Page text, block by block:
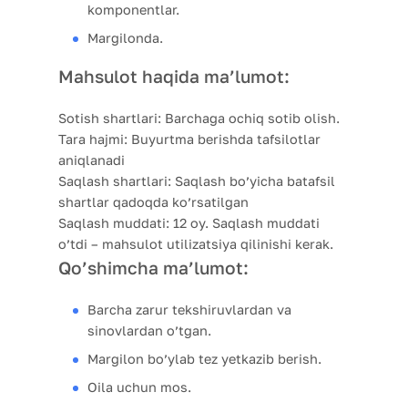
komponentlar.
Margilonda.
Mahsulot haqida ma’lumot:
Sotish shartlari: Barchaga ochiq sotib olish.
Tara hajmi: Buyurtma berishda tafsilotlar
aniqlanadi
Saqlash shartlari: Saqlash bo’yicha batafsil
shartlar qadoqda ko’rsatilgan
Saqlash muddati: 12 oy. Saqlash muddati
o’tdi – mahsulot utilizatsiya qilinishi kerak.
Qo’shimcha ma’lumot:
Barcha zarur tekshiruvlardan va
sinovlardan o’tgan.
Margilon bo’ylab tez yetkazib berish.
Oila uchun mos.